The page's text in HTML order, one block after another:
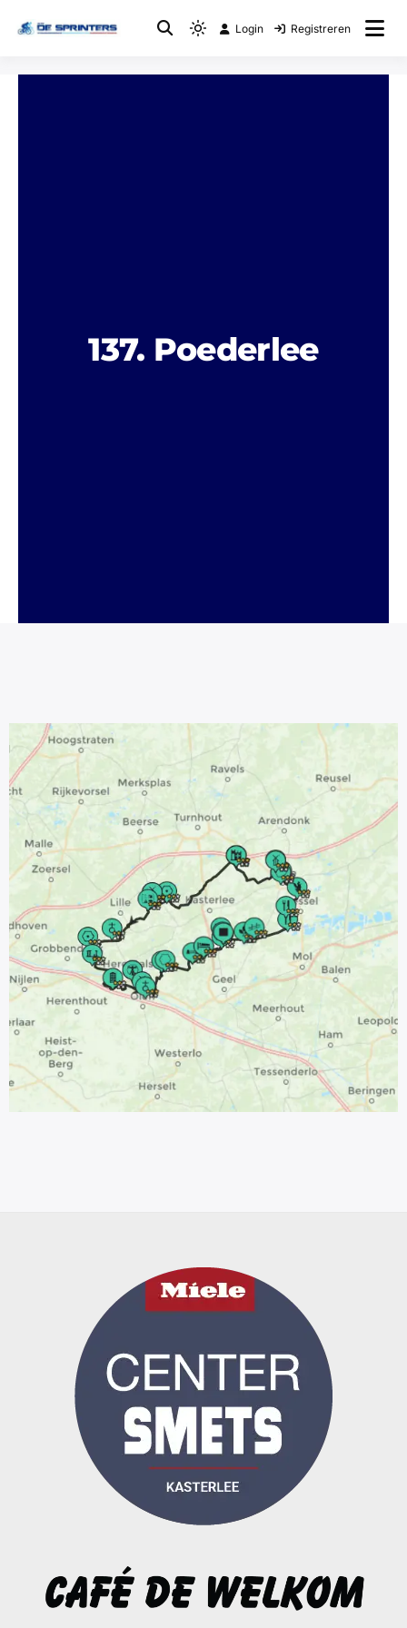
Fietsclub Login Registreren
137. Poederlee